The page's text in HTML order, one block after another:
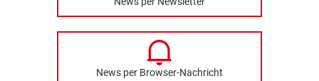
News per Browser-Nachricht